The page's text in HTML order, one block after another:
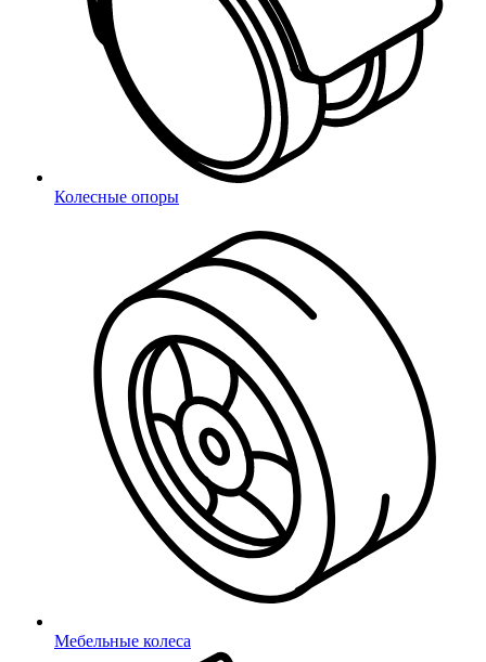
Колесные опоры
Мебельные колеса
Восстановление пароля
Отправить
Подтверждение телефона